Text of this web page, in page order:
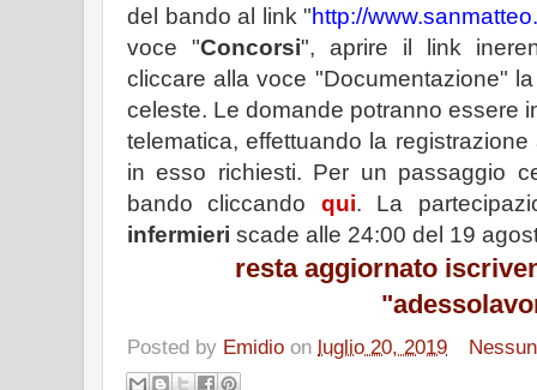
del bando al link "http://
voce "Concorsi", aprire il link
cliccare alla voce "Documentazione"
celeste. Le domande potranno essere
telematica, effettuando la
in esso richiesti. Per un passaggio
bando cliccando qui. La
infermieri scade alle 24:00 del 19
resta aggiornato
Posted by Emidio on luglio 20, 2019